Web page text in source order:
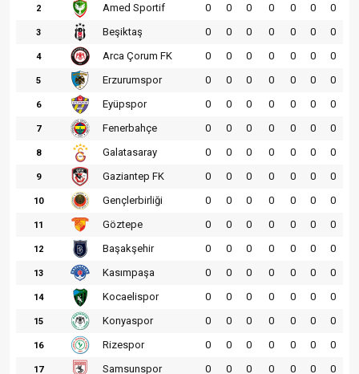
2 Amed Sportif 0 0 0 0 0 0 0
3 Beşiktaş 0 0 0 0 0 0 0
4 Arca Çorum FK 0 0 0 0 0 0 0
5 Erzurumspor 0 0 0 0 0 0 0
6 Eyüpspor 0 0 0 0 0 0 0
7 Fenerbahçe 0 0 0 0 0 0 0
8 Galatasaray 0 0 0 0 0 0 0
9 Gaziantep FK 0 0 0 0 0 0 0
10 Gençlerbirliği 0 0 0 0 0 0 0
11 Göztepe 0 0 0 0 0 0 0
12 Başakşehir 0 0 0 0 0 0 0
13 Kasımpaşa 0 0 0 0 0 0 0
14 Kocaelispor 0 0 0 0 0 0 0
15 Konyaspor 0 0 0 0 0 0 0
16 Rizespor 0 0 0 0 0 0 0
17 Samsunspor 0 0 0 0 0 0 0